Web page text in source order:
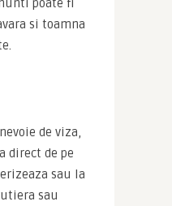
poate fi
si toamna
de viza,
direct de pe
sau la
sau